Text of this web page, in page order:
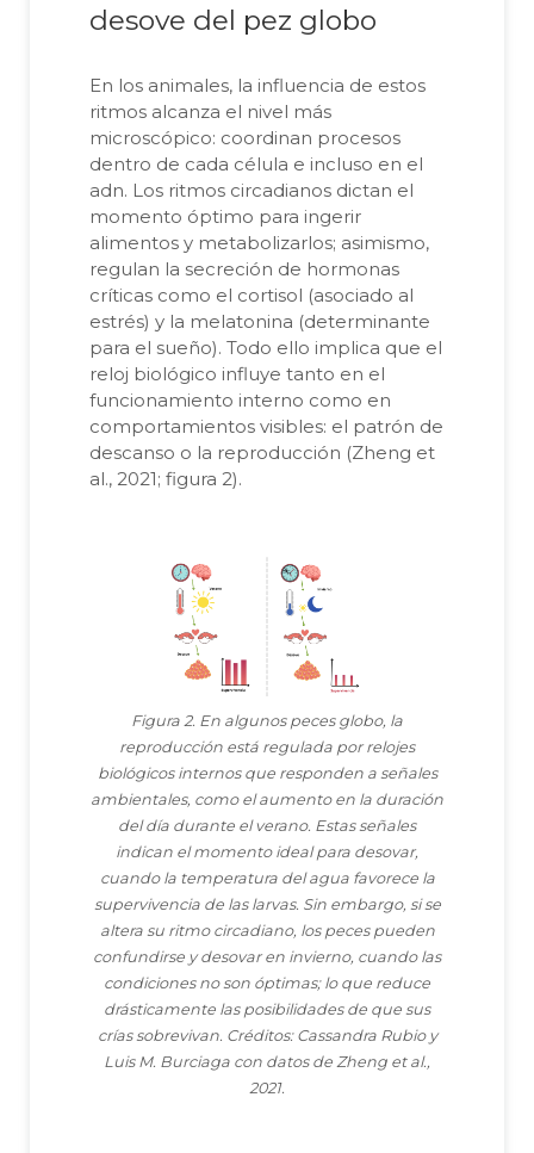
desove del pez globo
En los animales, la influencia de estos
ritmos alcanza el nivel más
microscópico: coordinan procesos
dentro de cada célula e incluso en el
adn. Los ritmos circadianos dictan el
momento óptimo para ingerir
alimentos y metabolizarlos; asimismo,
regulan la secreción de hormonas
críticas como el cortisol (asociado al
estrés) y la melatonina (determinante
para el sueño). Todo ello implica que el
reloj biológico influye tanto en el
funcionamiento interno como en
comportamientos visibles: el patrón de
descanso o la reproducción (Zheng et
al., 2021; figura 2).
Figura 2. En algunos peces globo, la
reproducción está regulada por relojes
biológicos internos que responden a señales
ambientales, como el aumento en la duración
del día durante el verano. Estas señales
indican el momento ideal para desovar,
cuando la temperatura del agua favorece la
supervivencia de las larvas. Sin embargo, si se
altera su ritmo circadiano, los peces pueden
confundirse y desovar en invierno, cuando las
condiciones no son óptimas; lo que reduce
drásticamente las posibilidades de que sus
crías sobrevivan. Créditos: Cassandra Rubio y
Luis M. Burciaga con datos de Zheng et al.,
2021.